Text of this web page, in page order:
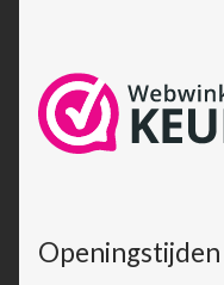
Openingstijden